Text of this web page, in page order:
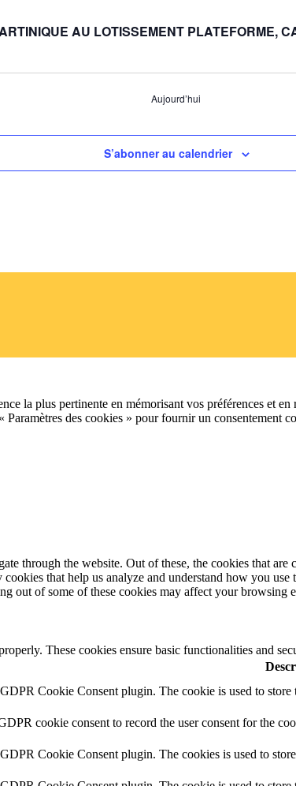
AU LOTISSEMENT PLATEFORME,
Aujourd’hui
S’abonner au calendrier
la plus pertinente en mémorisant vos préférences et
des cookies » pour fournir un consentement
through the website. Out of these, the cookies that are
that help us analyze and understand how you
out of some of these cookies may affect your browsing
These cookies ensure basic functionalities and
Cookie Consent plugin. The cookie is used to
cookie consent to record the user consent for the
Cookie Consent plugin. The cookies is used to